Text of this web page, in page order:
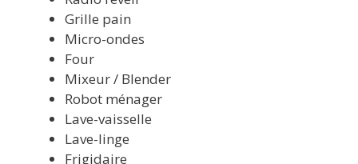
Grille pain
Micro-ondes
Four
Mixeur / Blender
Robot ménager
Lave-vaisselle
Lave-linge
Frigidaire